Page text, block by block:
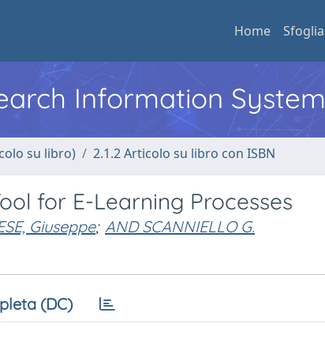
Home Sfoglia
Information System
su libro) 2.1.2 Articolo su libro con ISBN
for E-Learning Processes
Giuseppe; AND SCANNIELLO G.
(DC)